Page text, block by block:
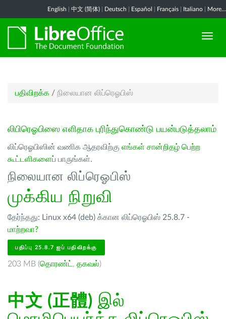
English 中文 (简体) Deutsch Español Français Italiano More...
பதிவிறக்க / நிலையான லிப்ரெஓபிஸ்
லிபிரெஓபிஸை எளிதாக புரிந்துகொண்டு பயன்படுத்தலாம்
லிப்ரெஓபிஸின் வணிக ஆதரவிற்கு எங்கள் சான்றிதழ் பெற்ற
கூட்டளிகளைப் பாருங்கள்.
நிலையான லிப்ரெஓபிஸ்
முக்கிய நிறுவி
தேர்ந்தது: Linux x64 (deb) க்கான லிப்ரெஓபிஸ் 25.8.7 -
மாற்றவா?
பதிப்பு 25.8.7 ஐப் பதிவிறக்கு
203 MB (தொரண்ட் , தகவல்)
中文 (正體) இல்